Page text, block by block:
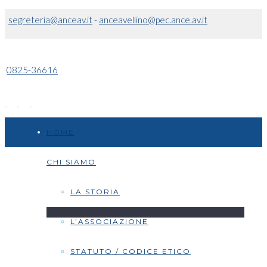
segreteria@anceav.it- anceavellino@pec.ance.av.it
0825-36616
CHI SIAMO
LA STORIA
L’ASSOCIAZIONE
STATUTO / CODICE ETICO